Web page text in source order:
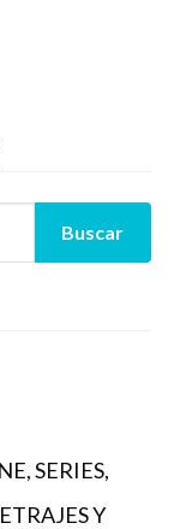
SERIES,
Y